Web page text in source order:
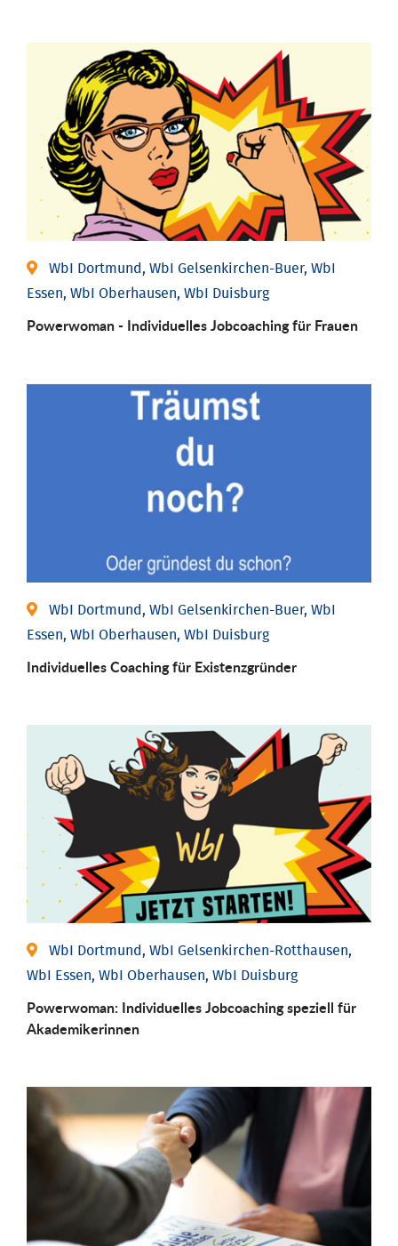
WbI Dortmund, WbI Gelsenkirchen-Buer, WbI
Essen, WbI Oberhausen, WbI Duisburg
Powerwoman - Individu­elles Job­coaching für Frauen
WbI Dortmund, WbI Gelsenkirchen-Buer, WbI
Essen, WbI Oberhausen, WbI Duisburg
Individu­elles Coaching für Existenz­gründer
WbI Dortmund, WbI Gelsenkirchen-Rotthausen,
WbI Essen, WbI Oberhausen, WbI Duisburg
Powerwoman: Individu­elles Job­coaching speziell für
Aka­demiker­innen